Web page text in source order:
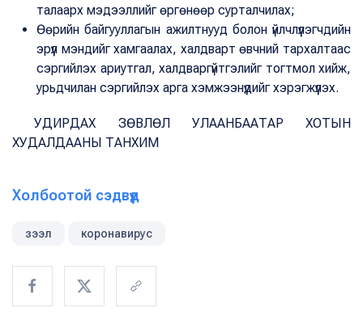
талаарх мэдээллийг өргөнөөр сурталчилах;
Өөрийн байгууллагын ажилтнууд болон үйлчлүүлэгчдийн
эрүүл мэндийг хамгаалах, халдварт өвчний тархалтаас
сэргийлэх ариутгал, халдваргүйтгэлийг тогтмол хийж,
урьдчилан сэргийлэх арга хэмжээнүүдийг хэрэгжүүлэх.
УДИРДАХ ЗӨВЛӨЛ УЛААНБААТАР ХОТЫН
ХУДАЛДААНЫ ТАНХИМ
Холбоотой сэдвүүд
зээл коронавирус